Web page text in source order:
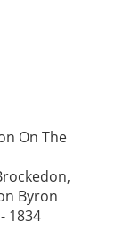
On The
Byron
1834